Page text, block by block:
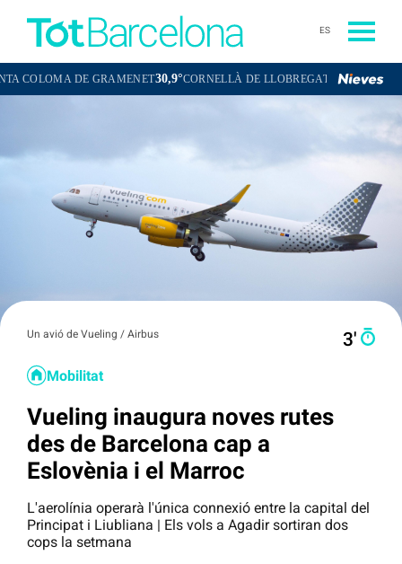
ES
DE GRAMENET30,9°CORNELLÀ DE LLOBREGAT31,6°SANT BOI DE
Un avió de Vueling / Airbus 3′
Mobilitat
Vueling inaugura noves rutes
des de Barcelona cap a
Eslovènia i el Marroc
L'aerolínia operarà l'única connexió entre la capital del
Principat i Liubliana | Els vols a Agadir sortiran dos
cops la setmana